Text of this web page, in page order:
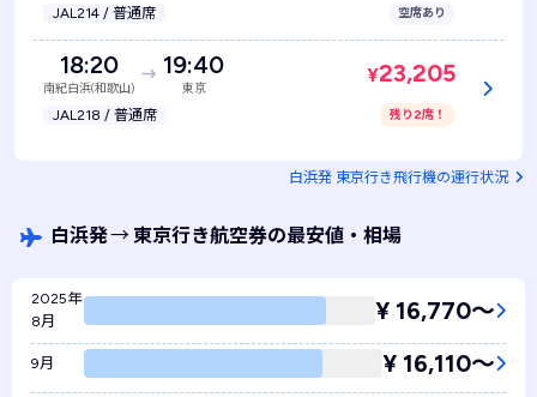
JAL214 / 普通席 空席あり
18:20
南紀白浜(和歌山)
19:40
東京
JAL218 / 普通席
¥23,205
残り2席！
白浜発 東京行き飛行機の運行状況
白浜発→東京行き航空券の最安値・相場
2025年
8月
¥ 16,770〜
9月 ¥ 16,110〜